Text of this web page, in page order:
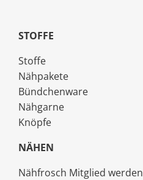
STOFFE
Stoffe
Nähpakete
Bündchenware
Nähgarne
Knöpfe
NÄHEN
Nähfrosch Mitglied werden